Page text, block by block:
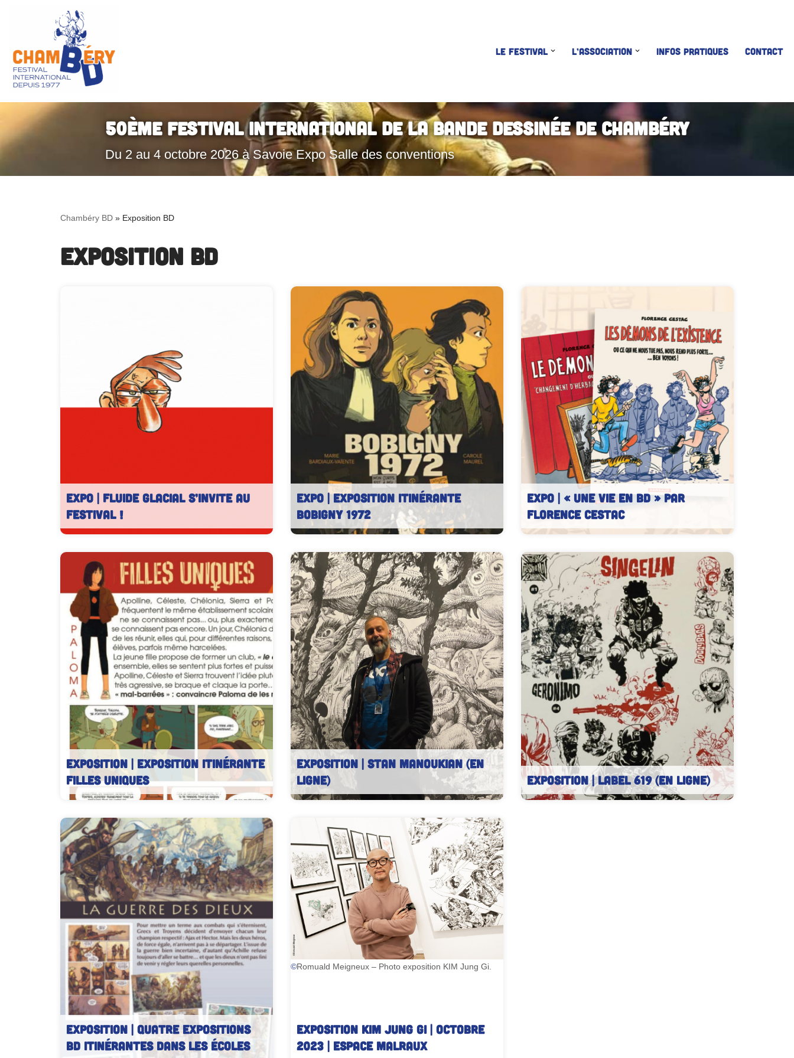
au
contenu
LE FESTIVAL L’ASSOCIATION INFOS PRATIQUES CONTACT
50ème Festival International de la Bande Dessinée de Chambéry
Du 2 au 4 octobre 2026 à Savoie Expo Salle des conventions
Chambéry BD » Exposition BD
Exposition BD
EXPO | Fluide Glacial s’invite au
festival !
EXPO | Exposition Itinérante
Bobigny 1972
EXPO | « Une vie en BD » par
Florence CESTAC
EXPOSITION | Exposition Itinérante
Filles Uniques
Extrait de l’exposition Filles Uniques
EXPOSITION | Stan Manoukian (En
ligne)
Stan Manoukian
EXPOSITION | LABEL 619 (En ligne)
EXPOSITION | Quatre Expositions
BD Itinérantes dans les Écoles
EXPOSITION KIM Jung Gi | Octobre
2023 | Espace Malraux
©Romuald Meigneux – Photo exposition KIM Jung Gi.